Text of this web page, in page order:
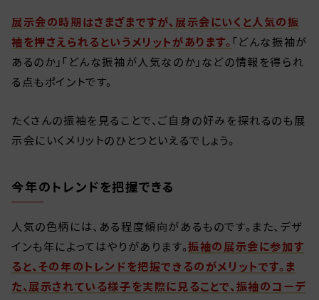
展示会の時期はさまざまですが、展示会にいくと人気の振
袖を押さえられるというメリットがあります。 「どんな振袖が
あるのか」「どんな振袖が人気なのか」などの情報を得られ
る点もポイントです。
たくさんの振袖を見ることで、ご自身の好みを探れるのも展
示会にいくメリットのひとつといえるでしょう。
今年のトレンドを把握できる
人気の色柄には、ある程度傾向があるものです。また、デザ
インも年によってはやりがあります。振袖の展示会に参加す
ると、その年のトレンドを把握できるのがメリットです。ま
た、展示されている様子を実際に見ることで、振袖のコーデ